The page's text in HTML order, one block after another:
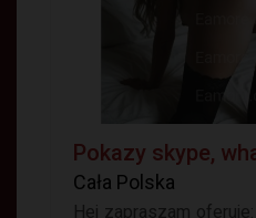
Pokazy skype,
Cała Polska
Hej zapraszam